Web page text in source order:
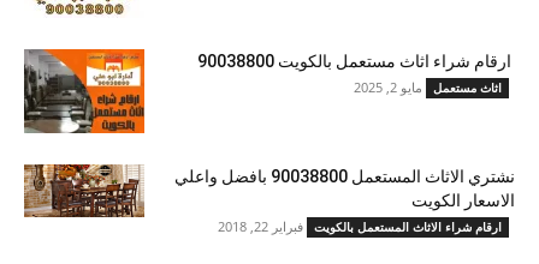
ارقام شراء اثاث مستعمل بالكويت 90038800
اثاث مستعمل مايو 2, 2025
نشتري الاثاث المستعمل 90038800 بافضل واعلي
الاسعار الكويت
ارقام شراء الاثاث المستعمل بالكويت فبراير 22, 2018